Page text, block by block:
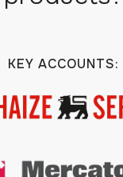
KEY ACCOUNTS: